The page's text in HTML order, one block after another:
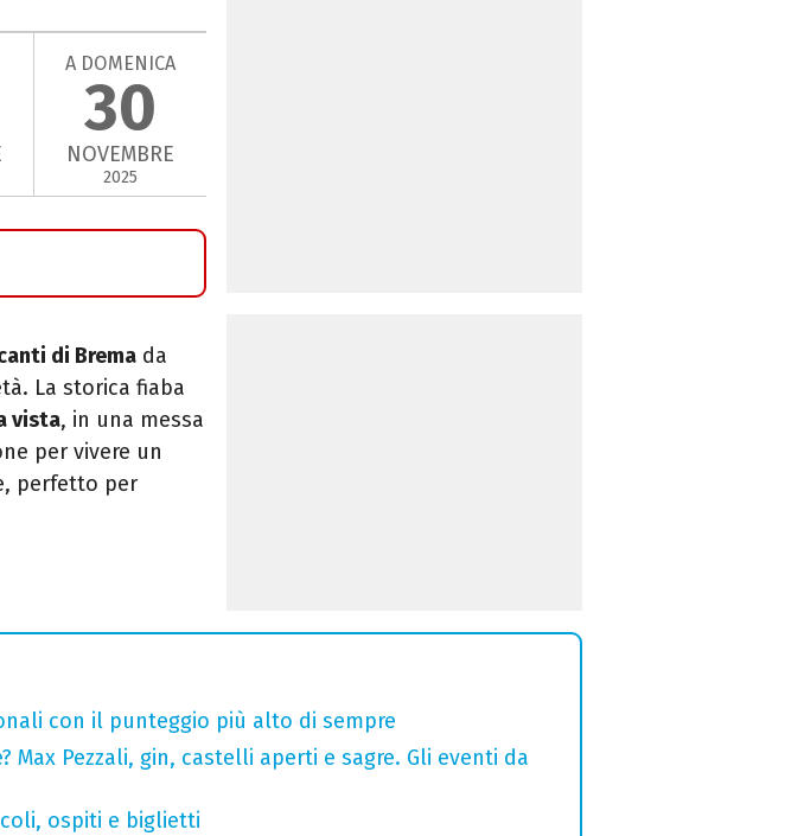
A DOMENICA
30
NOVEMBRE
2025
di Brema da
La storica fiaba
vista, in una messa
per vivere un
perfetto per
con il punteggio più alto di sempre
Max Pezzali, gin, castelli aperti e sagre. Gli eventi da
ospiti e biglietti